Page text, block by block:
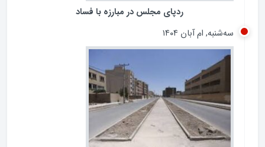
ردپای مجلس در مبارزه با فساد
سه‌شنبه, ام آبان ۱۴۰۴